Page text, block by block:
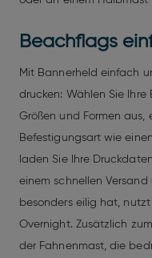
Beachflags
Mit Bannerheld einfach
drucken: Wählen Sie
Größen und Formen aus,
Befestigungsart wie
laden Sie Ihre
einem schnellen Versand
besonders eilig hat,
Overnight. Zusätzlich
der Fahnenmast, die